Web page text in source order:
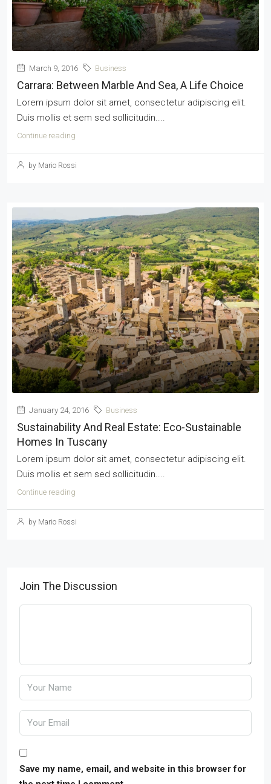
March 9, 2016 Business
Carrara: Between Marble And Sea, A Life Choice
Lorem ipsum dolor sit amet, consectetur adipiscing elit.
Duis mollis et sem sed sollicitudin....
Continue reading
by Mario Rossi
January 24, 2016 Business
Sustainability And Real Estate: Eco-Sustainable
Homes In Tuscany
Lorem ipsum dolor sit amet, consectetur adipiscing elit.
Duis mollis et sem sed sollicitudin....
Continue reading
by Mario Rossi
Join The Discussion
Save my name, email, and website in this browser for